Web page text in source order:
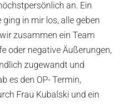
an. Ein
in mir los, alle geben
zusammen ein Team
oder negative Äußerungen,
zugewandt und
es den OP- Termin,
Frau Kubalski und ein